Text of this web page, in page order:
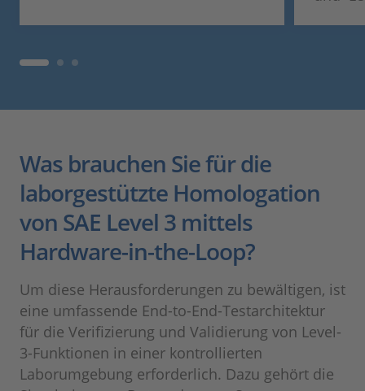
Was brauchen Sie für die
laborgestützte Homologation
von SAE Level 3 mittels
Hardware-in-the-Loop?
Um diese Herausforderungen zu bewältigen, ist
eine umfassende End-to-End-Testarchitektur
für die Verifizierung und Validierung von Level-
3-Funktionen in einer kontrollierten
Laborumgebung erforderlich. Dazu gehört die